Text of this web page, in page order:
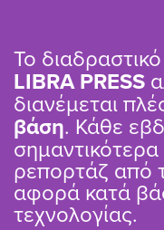
Το
LIBRA PRESS
διανέμεται
βάση. Κάθε
σημαντικότερα
ρεπορτάζ από
αφορά κατά
τεχνολογίας.